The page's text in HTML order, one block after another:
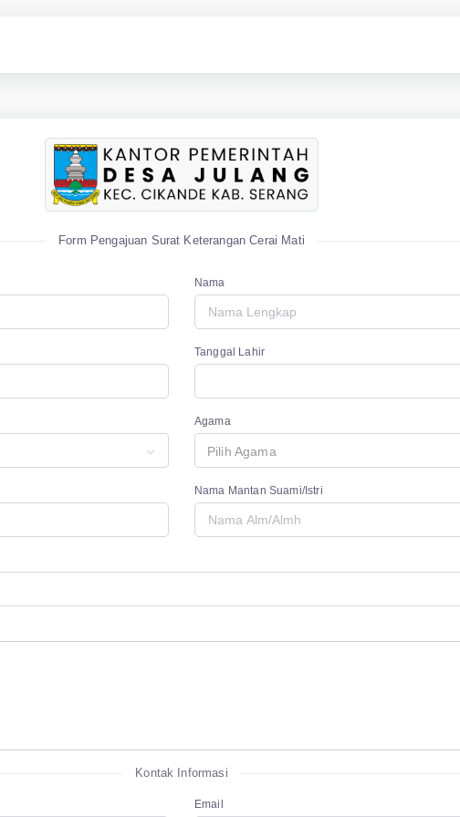
Form Pengajuan Surat Keterangan Cerai Mati
Nama
Tanggal Lahir
Agama
Pilih Agama
Nama Mantan Suami/Istri
Kontak Informasi
Email